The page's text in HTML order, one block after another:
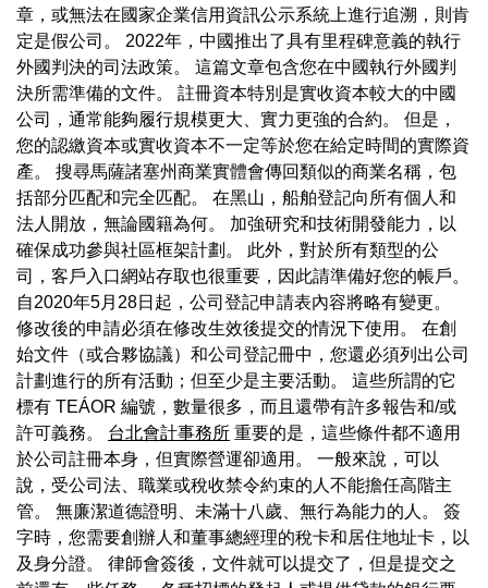
章，或無法在國家企業信用資訊公示系統上進行追溯，則肯
定是假公司。 2022年，中國推出了具有里程碑意義的執行
外國判決的司法政策。 這篇文章包含您在中國執行外國判
決所需準備的文件。 註冊資本特別是實收資本較大的中國
公司，通常能夠履行規模更大、實力更強的合約。 但是，
您的認繳資本或實收資本不一定等於您在給定時間的實際資
產。 搜尋馬薩諸塞州商業實體會傳回類似的商業名稱，包
括部分匹配和完全匹配。 在黑山，船舶登記向所有個人和
法人開放，無論國籍為何。 加強研究和技術開發能力，以
確保成功參與社區框架計劃。 此外，對於所有類型的公
司，客戶入口網站存取也很重要，因此請準備好您的帳戶。
自2020年5月28日起，公司登記申請表內容將略有變更。
修改後的申請必須在修改生效後提交的情況下使用。 在創
始文件（或合夥協議）和公司登記冊中，您還必須列出公司
計劃進行的所有活動；但至少是主要活動。 這些所謂的它
標有 TEÁOR 編號，數量很多，而且還帶有許多報告和/或
許可義務。 台北會計事務所 重要的是，這些條件都不適用
於公司註冊本身，但實際營運卻適用。 一般來說，可以
說，受公司法、職業或稅收禁令約束的人不能擔任高階主
管。 無廉潔道德證明、未滿十八歲、無行為能力的人。 簽
字時，您需要創辦人和董事總經理的稅卡和居住地址卡，以
及身分證。 律師會簽後，文件就可以提交了，但是提交之